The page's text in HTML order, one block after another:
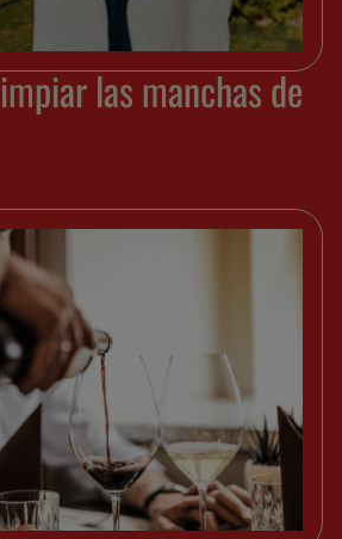
las manchas de